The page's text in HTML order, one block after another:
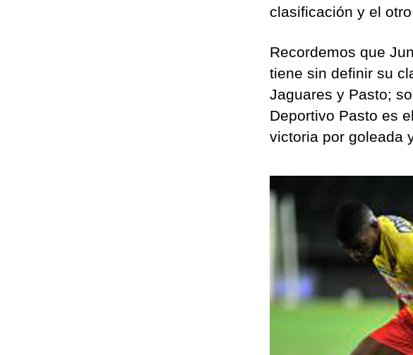
clasificación y el
Recordemos que
tiene sin definir su
Jaguares y Pasto;
Deportivo Pasto es
victoria por goleada